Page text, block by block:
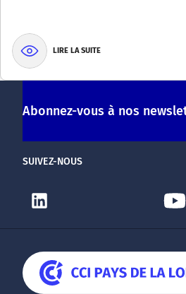
LIRE LA SUITE
Abonnez-vous à nos
SUIVEZ-NOUS